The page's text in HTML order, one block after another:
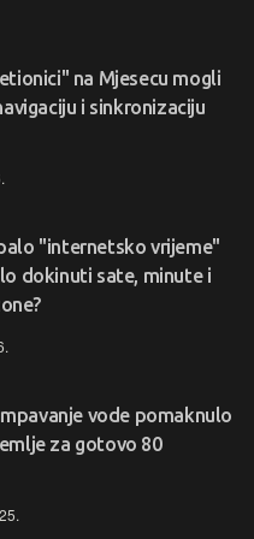
3 procesor, 16 GB
pruža ugodno
lagan i jednostavan dizajn
posao i osnovnu
idealan je izbor za
dizajna i vrhunskog
KUPI
na Mjesecu mogli
i sinkronizaciju
"internetsko vrijeme"
dokinuti sate, minute i
vode pomaknulo
za gotovo 80